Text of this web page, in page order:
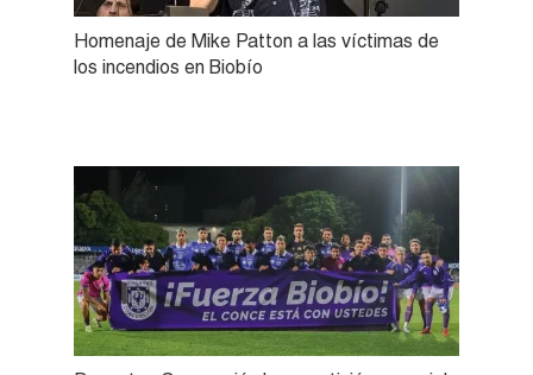
Homenaje de Mike Patton a las víctimas de
los incendios en Biobío